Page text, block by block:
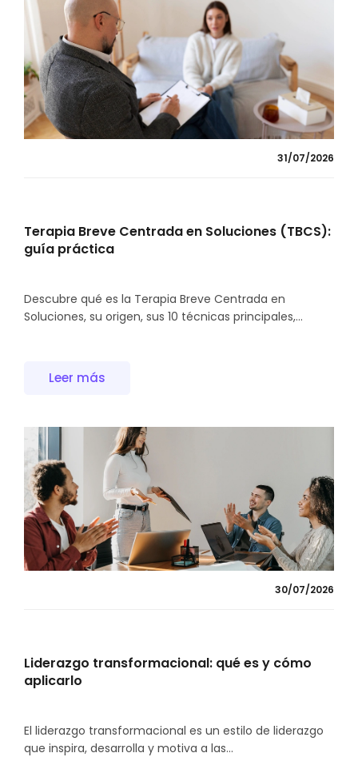
31/07/2026
Terapia Breve Centrada en Soluciones (TBCS):
guía práctica
Descubre qué es la Terapia Breve Centrada en
Soluciones, su origen, sus 10 técnicas principales,...
Leer más
30/07/2026
Liderazgo transformacional: qué es y cómo
aplicarlo
El liderazgo transformacional es un estilo de liderazgo
que inspira, desarrolla y motiva a las...